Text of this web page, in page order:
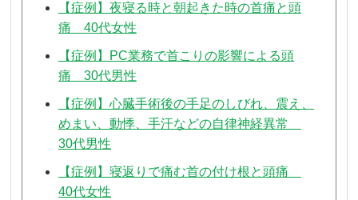
【症例】夜寝る時と朝起きた時の首痛と頭
痛 40代女性
【症例】PC業務で首こりの影響による頭
痛 30代男性
【症例】心臓手術後の手足のしびれ、震え、
めまい、動悸、手汗などの自律神経異常
30代男性
【症例】寝返りで痛む首の付け根と頭痛
40代女性